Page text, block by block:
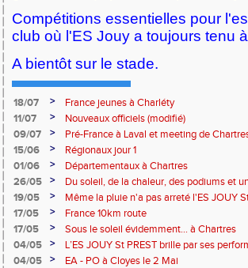
Compétitions essentielles pour
club où l'ES Jouy a toujours tenu
A bientôt sur le stade.
18/07 >
France jeunes à Charléty
11/07
>
Nouveaux officiels (modifié)
09/07
>
Pré-France à Laval et meeting de
15/06
>
Régionaux jour 1
01/06
>
Départementaux à Chartres
26/05
>
Du soleil, de la chaleur, des podiums et
de Maintenon
19/05 >
Même la pluie n'a pas arreté l'ES JOUY
titre à Bourges !!
17/05 >
France 10km route
17/05
>
Sous le soleil évidemment... à Chartres
04/05
>
L’ES JOUY St PREST brille par ses
le stade de Dreux
04/05 >
EA - PO à Cloyes le 2 Mai